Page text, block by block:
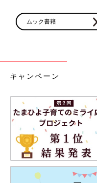
ムック書籍
キャンペーン